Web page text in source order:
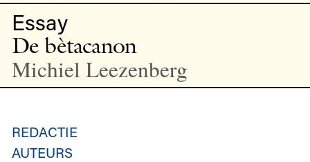
Essay
De bètacanon
Michiel Leezenberg
REDACTIE
AUTEURS